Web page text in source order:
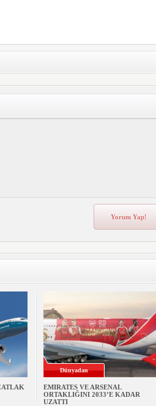
Dünyadan
EMIRATES VE ARSENAL
ORTAKLIĞINI 2033’E KADAR
UZATTI